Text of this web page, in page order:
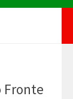
Fronte